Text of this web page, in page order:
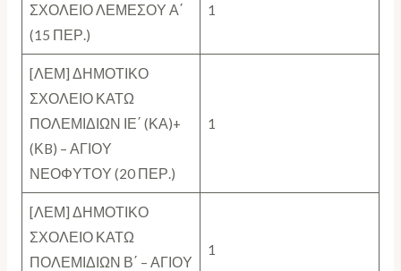
ΣΧΟΛΕΙΟ ΛΕΜΕΣΟΥ Α΄
(15 ΠΕΡ.)
1
[ΛΕΜ] ΔΗΜΟΤΙΚΟ
ΣΧΟΛΕΙΟ ΚΑΤΩ
ΠΟΛΕΜΙΔΙΩΝ ΙΕ΄ (ΚΑ)+
(ΚB) – ΑΓΙΟΥ
ΝΕΟΦΥΤΟΥ (20 ΠΕΡ.)
1
[ΛΕΜ] ΔΗΜΟΤΙΚΟ
ΣΧΟΛΕΙΟ ΚΑΤΩ
ΠΟΛΕΜΙΔΙΩΝ Β΄ – ΑΓΙΟΥ
1